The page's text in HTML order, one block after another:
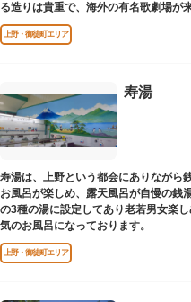
る造りは貴重で、海外の有名歌劇場が
多いホールです。
上野・御徒町エリア
寿湯
寿湯は、上野という都会にありながら
お風呂が楽しめ、露天風呂が自慢の銭
の3種の湯に設定してあり老若男女楽
気のお風呂になっております。
上野・御徒町エリア